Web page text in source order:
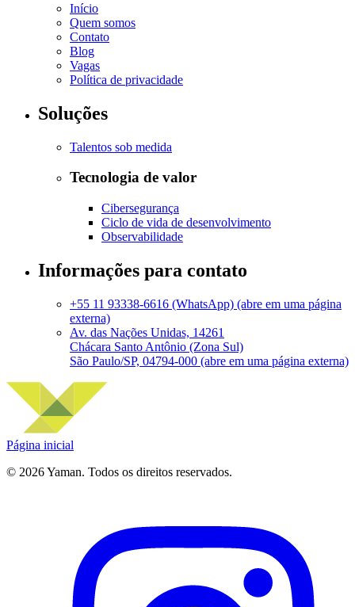
Início
Quem somos
Contato
Blog
Vagas
Política de privacidade
Soluções
Talentos sob medida
Tecnologia de valor
Cibersegurança
Ciclo de vida de desenvolvimento
Observabilidade
Informações para contato
+55 11 93338-6616 (WhatsApp) (abre em uma página
externa)
Av. das Nações Unidas, 14261
Chácara Santo Antônio (Zona Sul)
São Paulo/SP, 04794-000 (abre em uma página externa)
Página inicial
© 2026Yaman. Todos os direitos reservados.